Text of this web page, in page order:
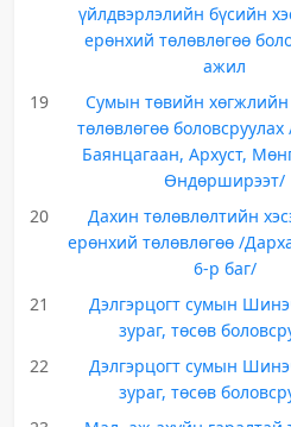
үйлдвэрлэлийн бүсийн
ерөнхий төлөвлөгөө
ажил
19
Сумын төвийн
төлөвлөгөө боловсруулах
Баянцагаан, Архуст,
Өндөрширээт/
20
Дахин төлөвлөлтийн
ерөнхий төлөвлөгөө /
6-р баг/
21
Дэлгэрцогт сумын
зураг, төсөв
22
Дэлгэрцогт сумын
зураг, төсөв